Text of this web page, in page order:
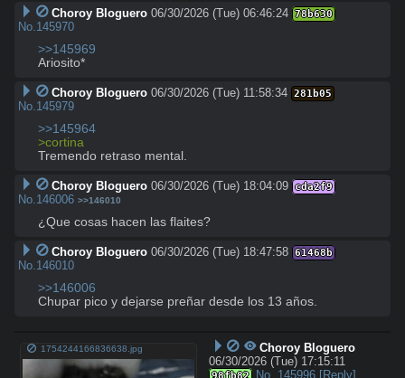
Choroy Bloguero 06/30/2026 (Tue) 06:46:24 78b630
No.145970
>>145969
Ariosito*
Choroy Bloguero 06/30/2026 (Tue) 11:58:34 281b05
No.145979
>>145964
>cortina
Tremendo retraso mental.
Choroy Bloguero 06/30/2026 (Tue) 18:04:09 cda2f9
No.146006 >>146010
¿Que cosas hacen las flaites?
Choroy Bloguero 06/30/2026 (Tue) 18:47:58 61468b
No.146010
>>146006
Chupar pico y dejarse preñar desde los 13 años.
1754244166836638.jpg
Choroy Bloguero
06/30/2026 (Tue) 17:15:11
No. 145996 [Reply]